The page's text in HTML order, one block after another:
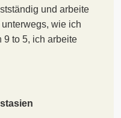
und arbeite
wie ich
9 to 5, ich arbeite